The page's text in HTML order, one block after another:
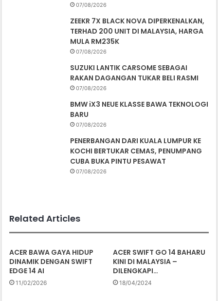
07/08/2026
ZEEKR 7X BLACK NOVA DIPERKENALKAN,
TERHAD 200 UNIT DI MALAYSIA, HARGA
MULA RM235K
07/08/2026
SUZUKI LANTIK CARSOME SEBAGAI
RAKAN DAGANGAN TUKAR BELI RASMI
07/08/2026
BMW iX3 NEUE KLASSE BAWA TEKNOLOGI
BARU
07/08/2026
PENERBANGAN DARI KUALA LUMPUR KE
KOCHI BERTUKAR CEMAS, PENUMPANG
CUBA BUKA PINTU PESAWAT
07/08/2026
Related Articles
ACER BAWA GAYA HIDUP
DINAMIK DENGAN SWIFT
EDGE 14 AI
11/02/2026
ACER SWIFT GO 14 BAHARU
KINI DI MALAYSIA –
DILENGKAPI…
18/04/2024